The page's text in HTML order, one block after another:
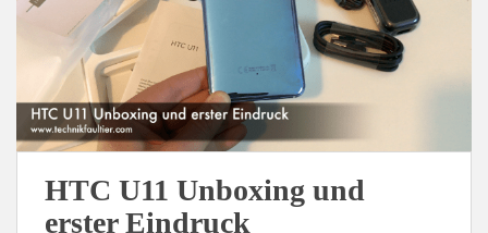
HTC U11 Unboxing und
erster Eindruck